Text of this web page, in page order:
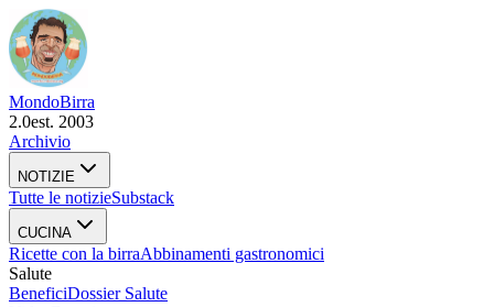
MondoBirra
2.0est. 2003
Archivio
NOTIZIE
Tutte le notizieSubstack
CUCINA
Ricette con la birraAbbinamenti gastronomici
Salute
BeneficiDossier Salute